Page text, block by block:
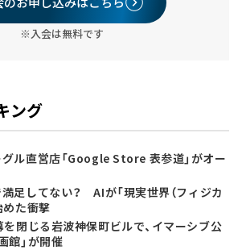
※入会は無料です
ング
ル直営店「Google Store 表参道」がオー
足してない？ AIが「現実世界（フィジカ
めた衝撃
閉じる岩波神保町ビルで、イマーシブ公
館」が開催